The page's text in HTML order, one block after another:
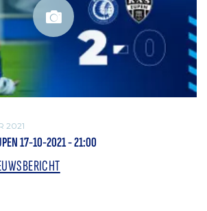
2021
17-10-2021 - 21:00